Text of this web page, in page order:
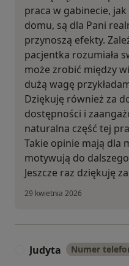
praca w gabinecie,
domu, są dla Pani
przynoszą efekty.
pacjentka rozumiała
może zrobić między
dużą wagę
Dziękuję również za
dostępności i
naturalna część tej
Takie opinie mają dla
motywują do
Jeszcze raz dziękuję
29 kwietnia 2026
Judyta Numer